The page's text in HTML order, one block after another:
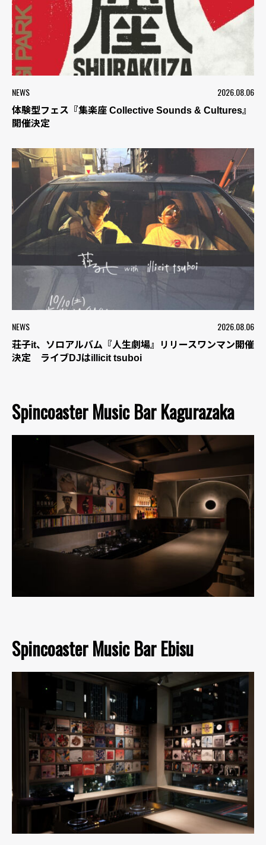
NEWS 2026.08.06
体験型フェス『集楽座 Collective Sounds & Cultures』
開催決定
NEWS 2026.08.06
荘子it、ソロアルバム『人生劇場』リリースワンマン開催
決定 ライブDJはillicit tsuboi
Spincoaster Music Bar Kagurazaka
Spincoaster Music Bar Ebisu